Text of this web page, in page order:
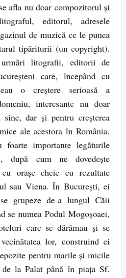
afla nu doar compozitorul şi
editorul, adresele
de muzică ce le punea
tipăriturii (un copyright).
litografii, editorii de
care, începând cu
o creştere serioasă a
interesante nu doar
sine, dar şi pentru creşterea
ale acestora în România.
foarte importante legăturile
după cum ne dovedeşte
oraşe cheie cu rezultate
sau Viena. În Bucureşti, ei
grupeze de-a lungul Căii
se numea Podul Mogoşoaei,
care se dărâmau şi se
lor, construind ei
pentru marile şi micile
la Palat până în piaţa Sf.